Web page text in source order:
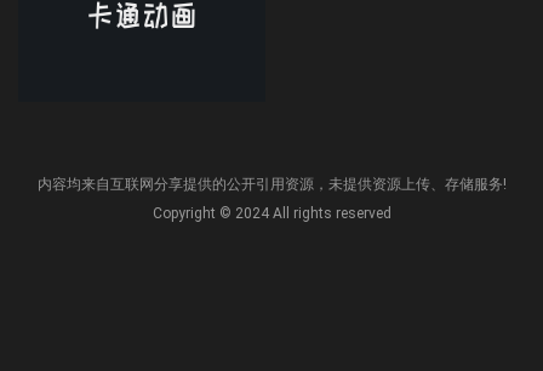
内容均来自互联网分享提供的公开引用资源，未提供资源上传、存储服务!
Copyright © 2024 All rights reserved